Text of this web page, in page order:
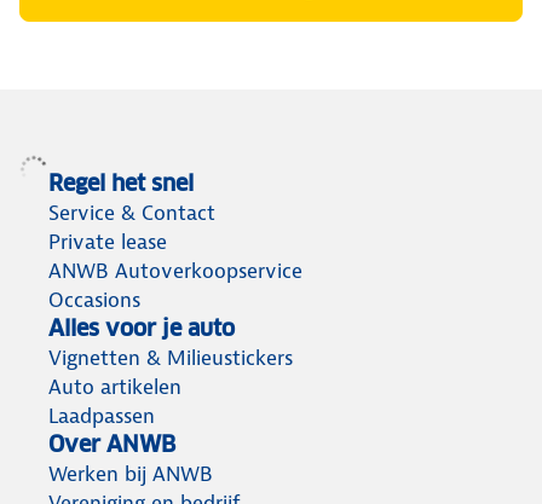
Regel het snel
Service & Contact
Private lease
ANWB Autoverkoopservice
Occasions
Alles voor je auto
Vignetten & Milieustickers
Auto artikelen
Laadpassen
Over ANWB
Werken bij ANWB